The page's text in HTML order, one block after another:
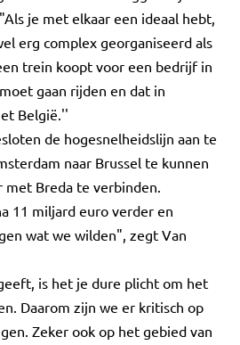
je met elkaar een ideaal hebt,
erg complex georganiseerd als
trein koopt voor een bedrijf in
gaan rijden en dat in
België.''
de hogesnelheidslijn aan te
naar Brussel te kunnen
met Breda te verbinden.
11 miljard euro verder en
wat we wilden", zegt Van
is het je dure plicht om het
Daarom zijn we er kritisch op
Zeker ook op het gebied van